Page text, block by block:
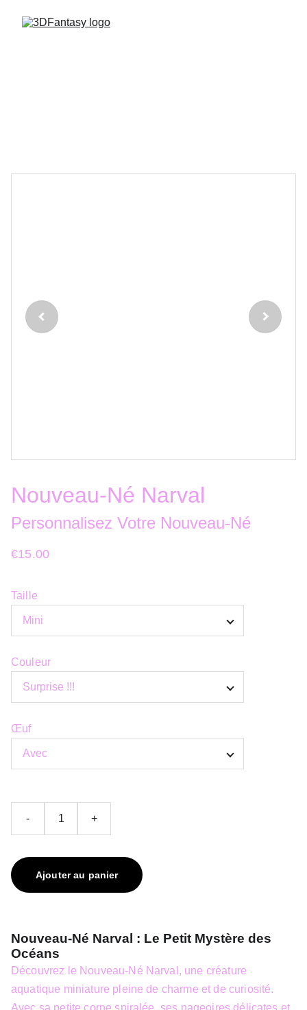
Nouveau-Né Narval
Personnalisez Votre Nouveau-Né
€15.00
Taille
Couleur
Œuf
- +
Ajouter au panier
Nouveau-Né Narval : Le Petit Mystère des
Océans
Découvrez le Nouveau-Né Narval, une créature
aquatique miniature pleine de charme et de curiosité.
Avec sa petite corne spiralée, ses nageoires délicates et